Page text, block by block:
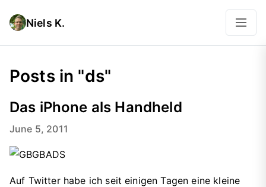
Niels K.
Posts in "ds"
Das iPhone als Handheld
June 5, 2011
Auf Twitter habe ich seit einigen Tagen eine kleine